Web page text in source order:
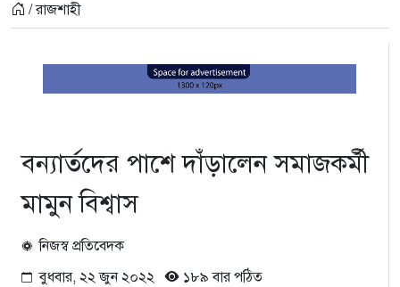
/ রাজশাহী
বন্যার্তদের পাশে দাঁড়ালেন সমাজকর্মী
মামুন বিশ্বাস
নিজস্ব প্রতিবেদক
বুধবার, ২২ জুন ২০২২
১৮৯ বার পঠিত